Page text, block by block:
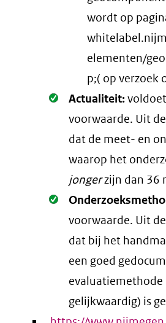
wordt op
elementen/
p;( op verzoek
Oké.
Actualiteit:
voorwaarde. Uit
dat de meet- en
waarop het
jongerzijn dan 36
Oké.
voorwaarde. Uit
dat bij het
een goed
evaluatiemethode
gelijkwaardig) is